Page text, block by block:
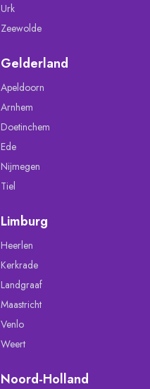
Urk
Zeewolde
Gelderland
Apeldoorn
Arnhem
Doetinchem
Ede
Nijmegen
Tiel
Limburg
Heerlen
Kerkrade
Landgraaf
Maastricht
Venlo
Weert
Noord-Holland